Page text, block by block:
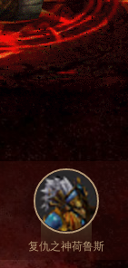
复仇之神荷鲁斯